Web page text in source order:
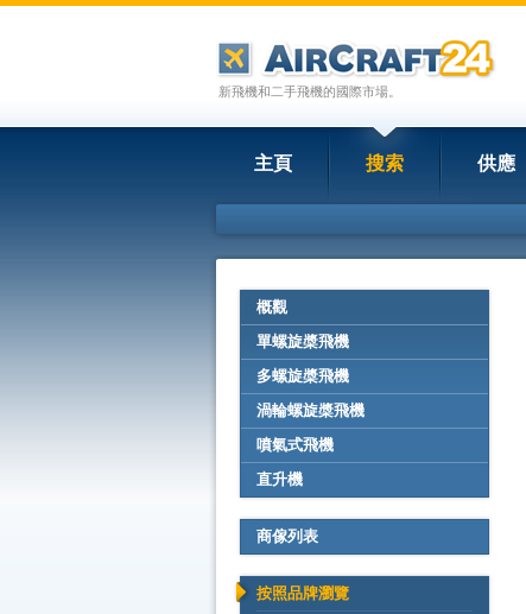
新飛機和二手飛機的國際市場。
主頁 搜索 供應
概觀
單螺旋槳飛機
多螺旋槳飛機
渦輪螺旋槳飛機
噴氣式飛機
直升機
商傢列表
按照品牌瀏覽